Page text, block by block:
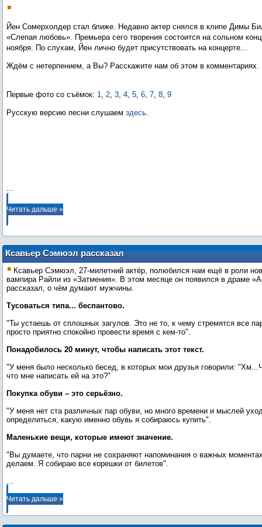
Йен Сомерхолдер стал ближе. Недавно актер снялся в клипе Димы
«Слепая любовь». Премьера сего творения состоится на сольном
ноября. По слухам, Йен лично будет присутствовать на концерте...
Ждём с нетерпением, а Вы? Расскажите нам об этом в комментариях.
Первые фото со съёмок: 1, 2, 3, 4, 5, 6, 7, 8, 9
Русскую версию песни слушаем здесь.
...
Читать дальше »
Ксавьер Сэмюэл рассказал
Cosmopolitan «о вещах, о которых
думают парни»!
Ксавьер Сэмюэл, 27-милетний актёр, полюбился нам ещё в роли
вампира Райли из «Затмения». В этом месяце он появился в драме
рассказал, о чём думают мужчины.
Тусоваться типа... беспантово.
"Ты устаешь от сплошных загулов. Это не то, к чему стремятся все
просто приятно спокойно провести время с кем-то".
Понадобилось 20 минут, чтобы написать этот текст.
"У меня было несколько бесед, в которых мои друзья говорили:
что мне написать ей на это?"
Покупка обуви – это серьёзно.
"У меня нет ста различных пар обуви, но много времени и мыслей
определиться, какую именно обувь я собираюсь купить".
Маленькие вещи, которые имеют значение.
"Вы думаете, что парни не сохраняют напоминания о важных
...
Читать дальше »